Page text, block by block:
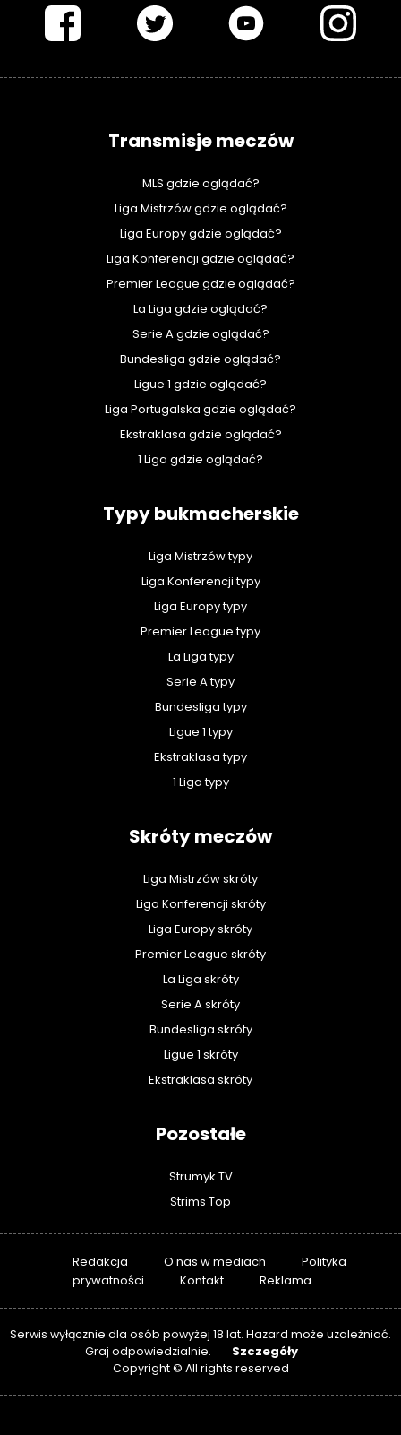
Transmisje meczów
MLS gdzie oglądać?
Liga Mistrzów gdzie oglądać?
Liga Europy gdzie oglądać?
Liga Konferencji gdzie oglądać?
Premier League gdzie oglądać?
La Liga gdzie oglądać?
Serie A gdzie oglądać?
Bundesliga gdzie oglądać?
Ligue 1 gdzie oglądać?
Liga Portugalska gdzie oglądać?
Ekstraklasa gdzie oglądać?
1 Liga gdzie oglądać?
Typy bukmacherskie
Liga Mistrzów typy
Liga Konferencji typy
Liga Europy typy
Premier League typy
La Liga typy
Serie A typy
Bundesliga typy
Ligue 1 typy
Ekstraklasa typy
1 Liga typy
Skróty meczów
Liga Mistrzów skróty
Liga Konferencji skróty
Liga Europy skróty
Premier League skróty
La Liga skróty
Serie A skróty
Bundesliga skróty
Ligue 1 skróty
Ekstraklasa skróty
Pozostałe
Strumyk TV
Strims Top
Redakcja O nas w mediach
Polityka
prywatności
Kontakt Reklama
Serwis wyłącznie dla osób powyżej 18 lat. Hazard może uzależniać.
Graj odpowiedzialnie.
Szczegóły
Copyright © All rights reserved